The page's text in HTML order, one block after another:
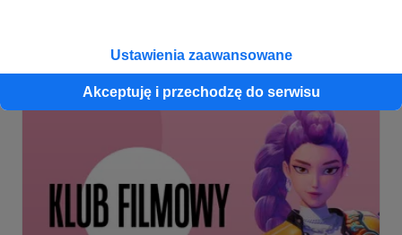
Ustawienia zaawansowane
Akceptuję i przechodzę do serwisu